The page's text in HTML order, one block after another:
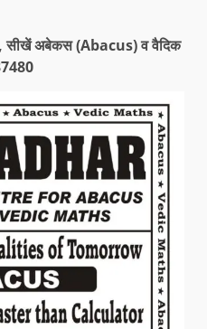
सीखें अबेकस (Abacus) व वैदिक